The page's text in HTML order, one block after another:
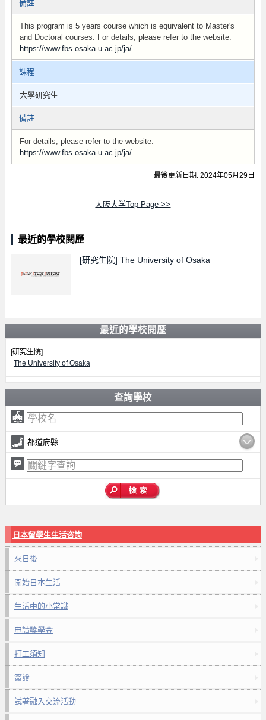
備註
This program is 5 years course which is equivalent to Master's
and Doctoral courses. For details, please refer to the website.
https://www.fbs.osaka-u.ac.jp/ja/
課程
大學研究生
備註
For details, please refer to the website.
https://www.fbs.osaka-u.ac.jp/ja/
最後更新日期: 2024年05月29日
大阪大学Top Page >>
最近的學校閱歷
[研究生院] The University of Osaka
最近的學校閱歷
[研究生院]
The University of Osaka
查詢學校
都道府縣
日本留學生生活咨詢
來日後
開始日本生活
生活中的小常識
申請獎學金
打工須知
簽證
試著融入交流活動